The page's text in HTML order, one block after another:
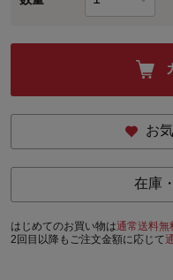
お
在庫
はじめてのお買い物は通常送料無
2回目以降もご注文金額に応じて